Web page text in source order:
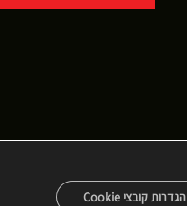
הגדרות קובצי Cookie